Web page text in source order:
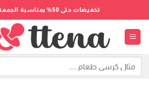
للمحتوى
تخفيضات حتى 50% بمناسبة الجمعة البيضاء